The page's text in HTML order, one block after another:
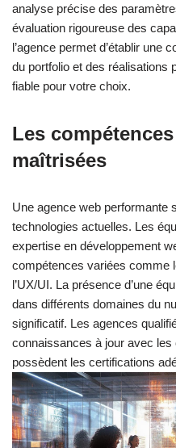
analyse précise des
évaluation rigoureuse des
l’agence permet d’établir une
du portfolio et des réalisations
fiable pour votre choix.
Les
maîtrisées
Une agence web performante
technologies actuelles. Les
expertise en développement
compétences variées comme
l’UX/UI. La présence d’une
dans différents domaines du
significatif. Les agences
connaissances à jour avec
possèdent les certifications